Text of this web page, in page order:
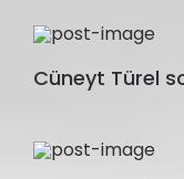
Cüneyt Türel